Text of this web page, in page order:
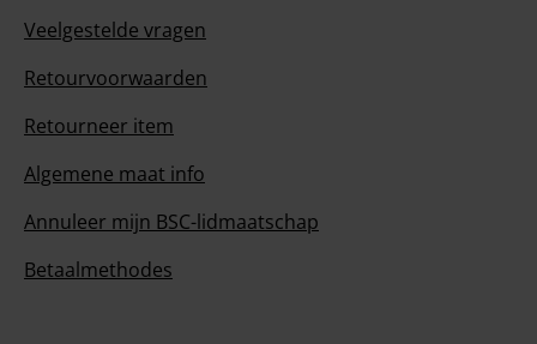
Veelgestelde vragen
Retourvoorwaarden
Retourneer item
Algemene maat info
Annuleer mijn BSC-lidmaatschap
Betaalmethodes